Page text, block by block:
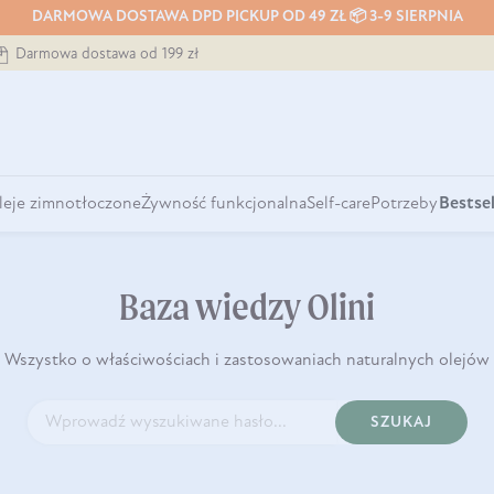
DARMOWA DOSTAWA DPD PICKUP OD 49 ZŁ 📦 3-9 SIERPNIA
Darmowa dostawa od 199 zł
zimnotłoczoneŻywność funkcjonalnaSelf-carePotrzeby
Baza wiedzy Olini
Wszystko o właściwościach i zastosowaniach naturalnych olejów
SZUKAJ